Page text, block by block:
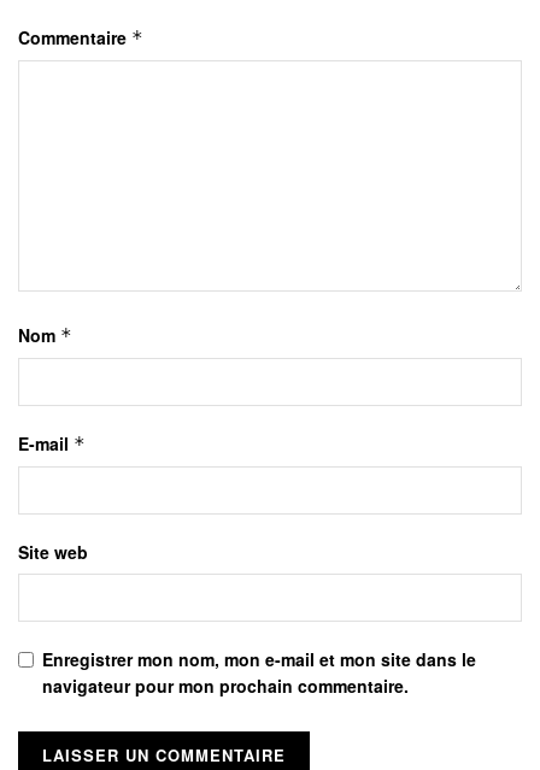
Commentaire *
Nom *
E-mail *
Site web
Enregistrer mon nom, mon e-mail et mon site dans le
navigateur pour mon prochain commentaire.